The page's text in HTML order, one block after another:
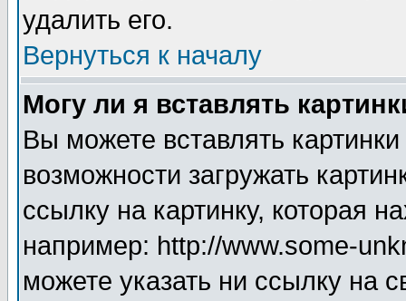
удалить его.
Вернуться к началу
Могу ли я вставлять
Вы можете вставлять
возможности загружать
ссылку на картинку, которая
например: http://www.some-
можете указать ни ссылку на